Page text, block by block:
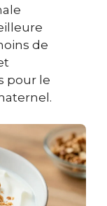
de
pour le